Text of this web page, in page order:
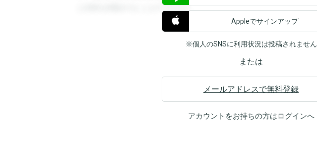
と回答を閲覧することができます。
Appleでサインアップ
※個人のSNSに利用状況は投稿されません
または
メールアドレスで無料登録
アカウントをお持ちの方はログインへ